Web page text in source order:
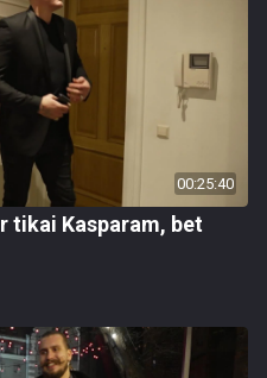
00:25:40
tikai Kasparam, bet